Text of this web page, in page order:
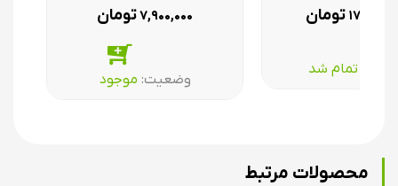
تومان
تمام شد
۷,۹۰۰,۰۰۰تومان
وضعیت:‌ موجود
محصولات مرتبط